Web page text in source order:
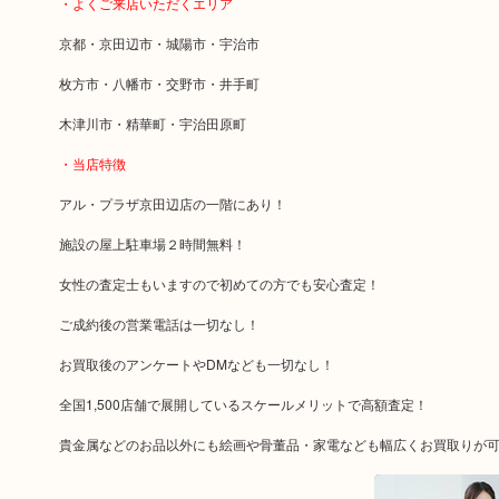
京都・京田辺市・城陽市・宇治市
枚方市・八幡市・交野市・井手町
木津川市・精華町・宇治田原町
・当店特徴
アル・プラザ京田辺店の一階にあり！
施設の屋上駐車場２時間無料！
女性の査定士もいますので初めての方でも安心査定！
ご成約後の営業電話は一切なし！
お買取後のアンケートやDMなども一切なし！
全国1,500店舗で展開しているスケールメリットで高額査定！
貴金属などのお品以外にも絵画や骨董品・家電なども幅広くお買取りが